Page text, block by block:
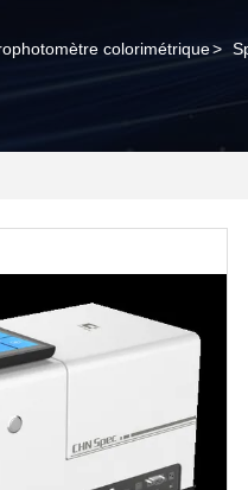
colorimétrique>